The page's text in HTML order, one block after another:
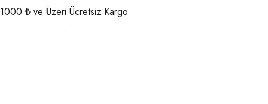
1000 ₺ ve Üzeri Ücretsiz Kargo